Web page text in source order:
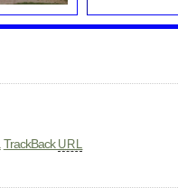
TrackBack URL